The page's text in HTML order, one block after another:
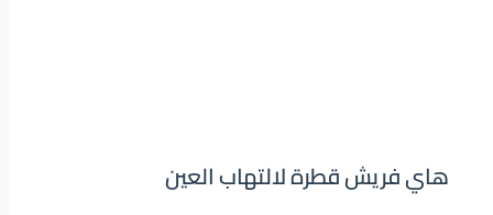
هاي فريش قطرة لالتهاب العين